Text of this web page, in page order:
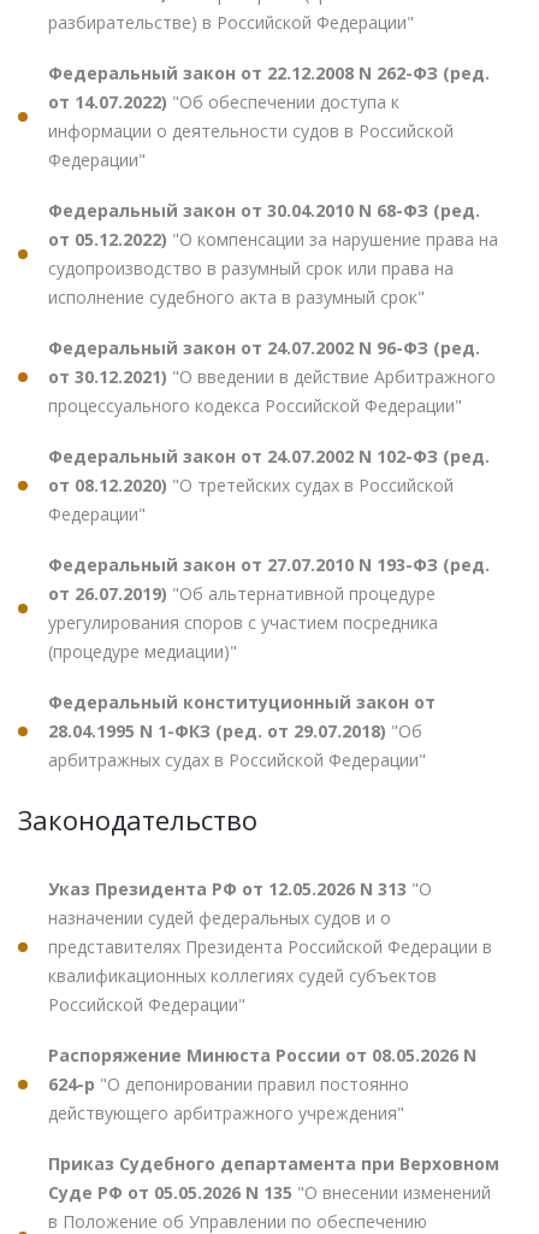
разбирательстве) в Российской Федерации"
Федеральный закон от 22.12.2008 N 262-ФЗ (ред.
от 14.07.2022) "Об обеспечении доступа к
информации о деятельности судов в Российской
Федерации"
Федеральный закон от 30.04.2010 N 68-ФЗ (ред.
от 05.12.2022) "О компенсации за нарушение права на
судопроизводство в разумный срок или права на
исполнение судебного акта в разумный срок"
Федеральный закон от 24.07.2002 N 96-ФЗ (ред.
от 30.12.2021) "О введении в действие Арбитражного
процессуального кодекса Российской Федерации"
Федеральный закон от 24.07.2002 N 102-ФЗ (ред.
от 08.12.2020) "О третейских судах в Российской
Федерации"
Федеральный закон от 27.07.2010 N 193-ФЗ (ред.
от 26.07.2019) "Об альтернативной процедуре
урегулирования споров с участием посредника
(процедуре медиации)"
Федеральный конституционный закон от
28.04.1995 N 1-ФКЗ (ред. от 29.07.2018) "Об
арбитражных судах в Российской Федерации"
Законодательство
Указ Президента РФ от 12.05.2026 N 313 "О
назначении судей федеральных судов и о
представителях Президента Российской Федерации в
квалификационных коллегиях судей субъектов
Российской Федерации"
Распоряжение Минюста России от 08.05.2026 N
624-р "О депонировании правил постоянно
действующего арбитражного учреждения"
Приказ Судебного департамента при Верховном
Суде РФ от 05.05.2026 N 135 "О внесении изменений
в Положение об Управлении по обеспечению